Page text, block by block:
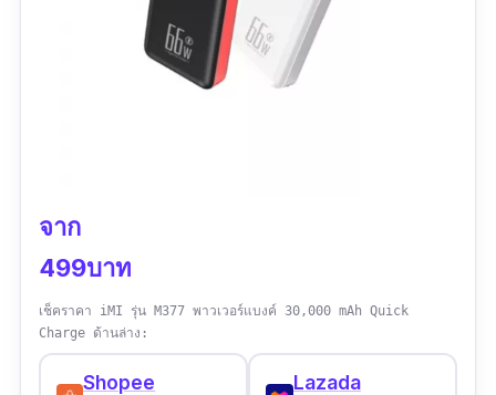
จาก
499บาท
เช็คราคา iMI รุ่น M377 พาวเวอร์แบงค์ 30,000 mAh Quick
Charge ด้านล่าง:
Shopee
Lazada